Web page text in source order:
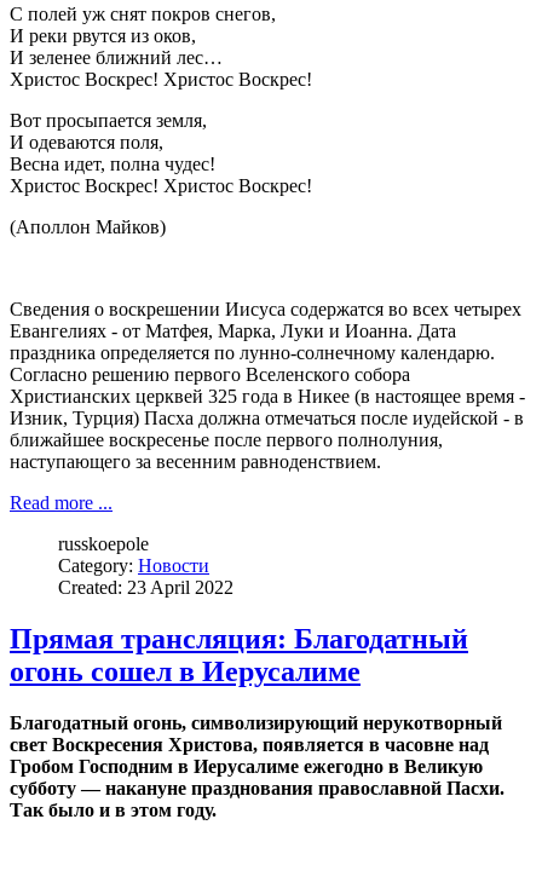
С полей уж снят покров снегов,
И реки рвутся из оков,
И зеленее ближний лес…
Христос Воскрес! Христос Воскрес!
Вот просыпается земля,
И одеваются поля,
Весна идет, полна чудес!
Христос Воскрес! Христос Воскрес!
(Аполлон Майков)
Сведения о воскрешении Иисуса содержатся во всех четырех
Евангелиях - от Матфея, Марка, Луки и Иоанна. Дата
праздника определяется по лунно-солнечному календарю.
Согласно решению первого Вселенского собора
Христианских церквей 325 года в Никее (в настоящее время -
Изник, Турция) Пасха должна отмечаться после иудейской - в
ближайшее воскресенье после первого полнолуния,
наступающего за весенним равноденствием.
Read more ...
russkoepole
Category: Новости
Created: 23 April 2022
Прямая трансляция: Благодатный
огонь сошел в Иерусалиме
Благодатный огонь, символизирующий нерукотворный
свет Воскресения Христова, появляется в часовне над
Гробом Господним в Иерусалиме ежегодно в Великую
субботу — накануне празднования православной Пасхи.
Так было и в этом году.